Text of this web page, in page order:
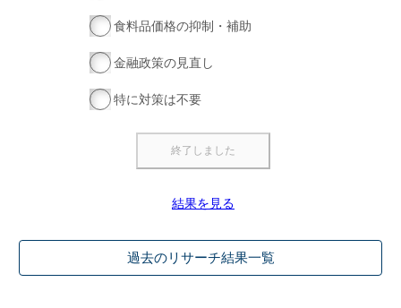
食料品価格の抑制・補助
金融政策の見直し
特に対策は不要
結果を見る
過去のリサーチ結果一覧